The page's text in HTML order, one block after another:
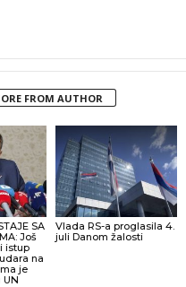
FROM AUTHOR
SA
Još
istup
na
je
UN
Vlada RS-a proglasila 4.
juli Danom žalosti